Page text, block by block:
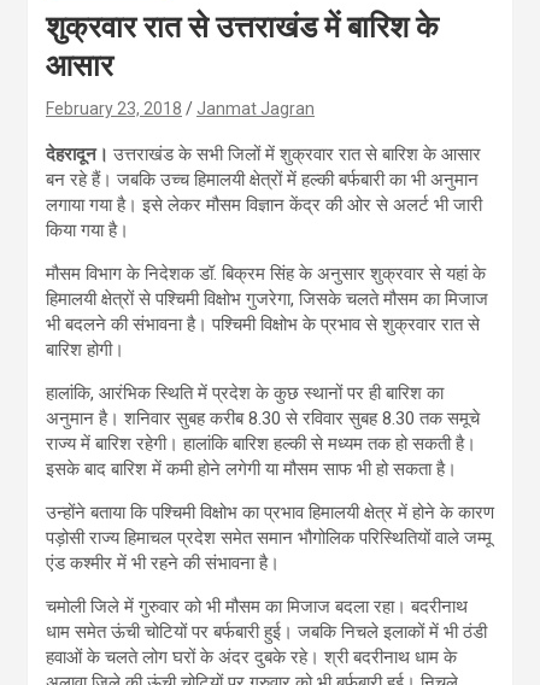
शुक्रवार रात से उत्तराखंड में बारिश के
आसार
February 23, 2018 Janmat Jagran
देहरादून। उत्तराखंड के सभी जिलों में शुक्रवार रात से बारिश के आसार
बन रहे हैं। जबकि उच्च हिमालयी क्षेत्रों में हल्की बर्फबारी का भी अनुमान
लगाया गया है। इसे लेकर मौसम विज्ञान केंद्र की ओर से अलर्ट भी जारी
किया गया है।
मौसम विभाग के निदेशक डॉ. बिक्रम सिंह के अनुसार शुक्रवार से यहां के
हिमालयी क्षेत्रों से पश्चिमी विक्षोभ गुजरेगा, जिसके चलते मौसम का मिजाज
भी बदलने की संभावना है। पश्चिमी विक्षोभ के प्रभाव से शुक्रवार रात से
बारिश होगी।
हालांकि, आरंभिक स्थिति में प्रदेश के कुछ स्थानों पर ही बारिश का
अनुमान है। शनिवार सुबह करीब 8.30 से रविवार सुबह 8.30 तक समूचे
राज्य में बारिश रहेगी। हालांकि बारिश हल्की से मध्यम तक हो सकती है।
इसके बाद बारिश में कमी होने लगेगी या मौसम साफ भी हो सकता है।
उन्होंने बताया कि पश्चिमी विक्षोभ का प्रभाव हिमालयी क्षेत्र में होने के कारण
पड़ोसी राज्य हिमाचल प्रदेश समेत समान भौगोलिक परिस्थितियों वाले जम्मू
एंड कश्मीर में भी रहने की संभावना है।
चमोली जिले में गुरुवार को भी मौसम का मिजाज बदला रहा। बदरीनाथ
धाम समेत ऊंची चोटियों पर बर्फबारी हुई। जबकि निचले इलाकों में भी ठंडी
हवाओं के चलते लोग घरों के अंदर दुबके रहे। श्री बदरीनाथ धाम के